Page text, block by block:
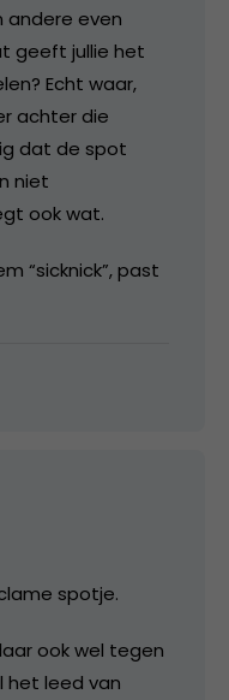
andere even
geeft jullie het
Echt waar,
achter die
dat de spot
niet
ook wat.
“sicknick”, past
spotje.
ook wel tegen
het leed van